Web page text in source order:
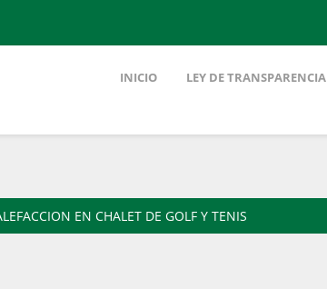
INICIO LEY DE TRANSPARENCIA
EN CHALET DE GOLF Y TENIS